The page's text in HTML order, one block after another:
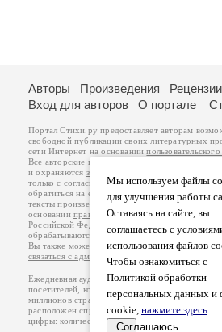
Мы используем файлы
для улучшения работы
Оставаясь на сайте, вы
соглашаетесь с
использования файлов
Чтобы ознакомиться с
Политикой обработки
персональных данных и
cookie, нажмите здесь.
Соглашаюсь
Авторы Произведения Рецензии
Вход для авторов
О портале
Портал Стихи.ру предоставляет авторам
свободной публикации своих литературных
сети Интернет на основании
Все авторские права на произведения
и охраняются законом
. Перепечатка
только с согласия его автора, к которому вы
обратиться на его авторской странице.
тексты произведений авторы несут
основанииправил публикациии
Российской Федерации
обрабатываются на основанииПолитики
Вы также можете посмотреть более
связаться с администрацией
Ежедневная аудитория портала Стихи.ру –
посетителей, которые в общей сумме
миллионов страниц по данным счетчика
расположен справа от этого текста. В каждой
цифры: количество просмотров и количество